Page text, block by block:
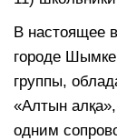
В настоящее
городе
группы,
«Алтын
одним